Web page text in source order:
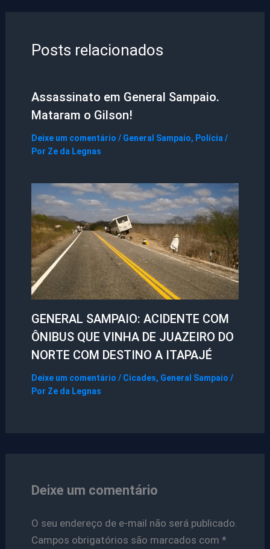
Posts relacionados
Assassinato em General Sampaio.
Mataram o Gilson!
Deixe um comentário / General Sampaio, Polícia/
Por Ze da Legnas
GENERAL SAMPAIO: ACIDENTE COM
ÔNIBUS QUE VINHA DE JUAZEIRO DO
NORTE COM DESTINO A ITAPAJÉ
Deixe um comentário / Cicades, General Sampaio /
Por Ze da Legnas
Deixe um comentário
O seu endereço de e-mail não será publicado.
Campos obrigatórios são marcados com *